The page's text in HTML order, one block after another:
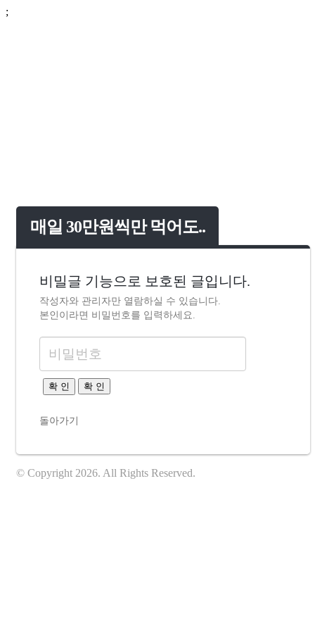
;
매일 30만원씩만 먹어도..
비밀글 기능으로 보호된 글입니다.
작성자와 관리자만 열람하실 수 있습니다.
본인이라면 비밀번호를 입력하세요.
확 인 확 인
돌아가기
© Copyright 2026. All Rights Reserved.